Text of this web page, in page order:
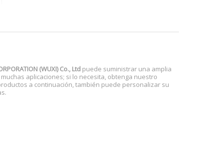
(WUXI) Co., Ltd puede suministrar una amplia
aplicaciones; si lo necesita, obtenga nuestro
a continuación, también puede personalizar su